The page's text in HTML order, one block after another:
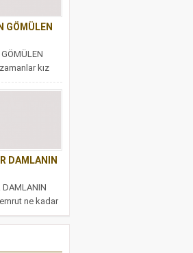
“ders”
GÖMÜLEN
kız
sayılırdı.
DAMLANIN
DAMLANIN
ne kadar
yaksın,
ateşi...